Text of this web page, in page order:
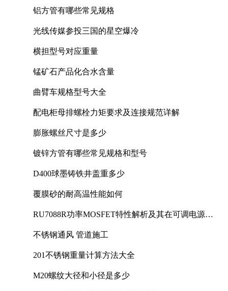
铝方管有哪些常见规格
光线传媒参投三国的星空爆冷
横担型号对应重量
锰矿石产品化合水含量
曲臂车规格型号大全
配电柜母排螺栓力矩要求及连接规范详解
膨胀螺丝尺寸是多少
镀锌方管有哪些常见规格和型号
D400球墨铸铁井盖重多少
覆膜砂的耐高温性能如何
RU7088R功率MOSFET特性解析及其在可调电源设
不锈钢通风 管道施工
201不锈钢重量计算方法大全
M20螺纹大径和小径是多少